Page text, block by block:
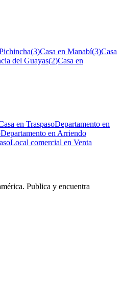
(3)Casa en Manabí(3)Casa
del Guayas(2)Casa en
en TraspasoDepartamento en
Departamento en Arriendo
Local comercial en Venta
Publica y encuentra